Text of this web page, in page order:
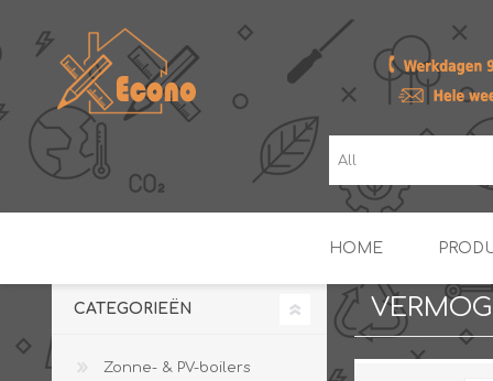
HOME
BOILERS
CATEGORIEËN
Zonne- & PV-boilers